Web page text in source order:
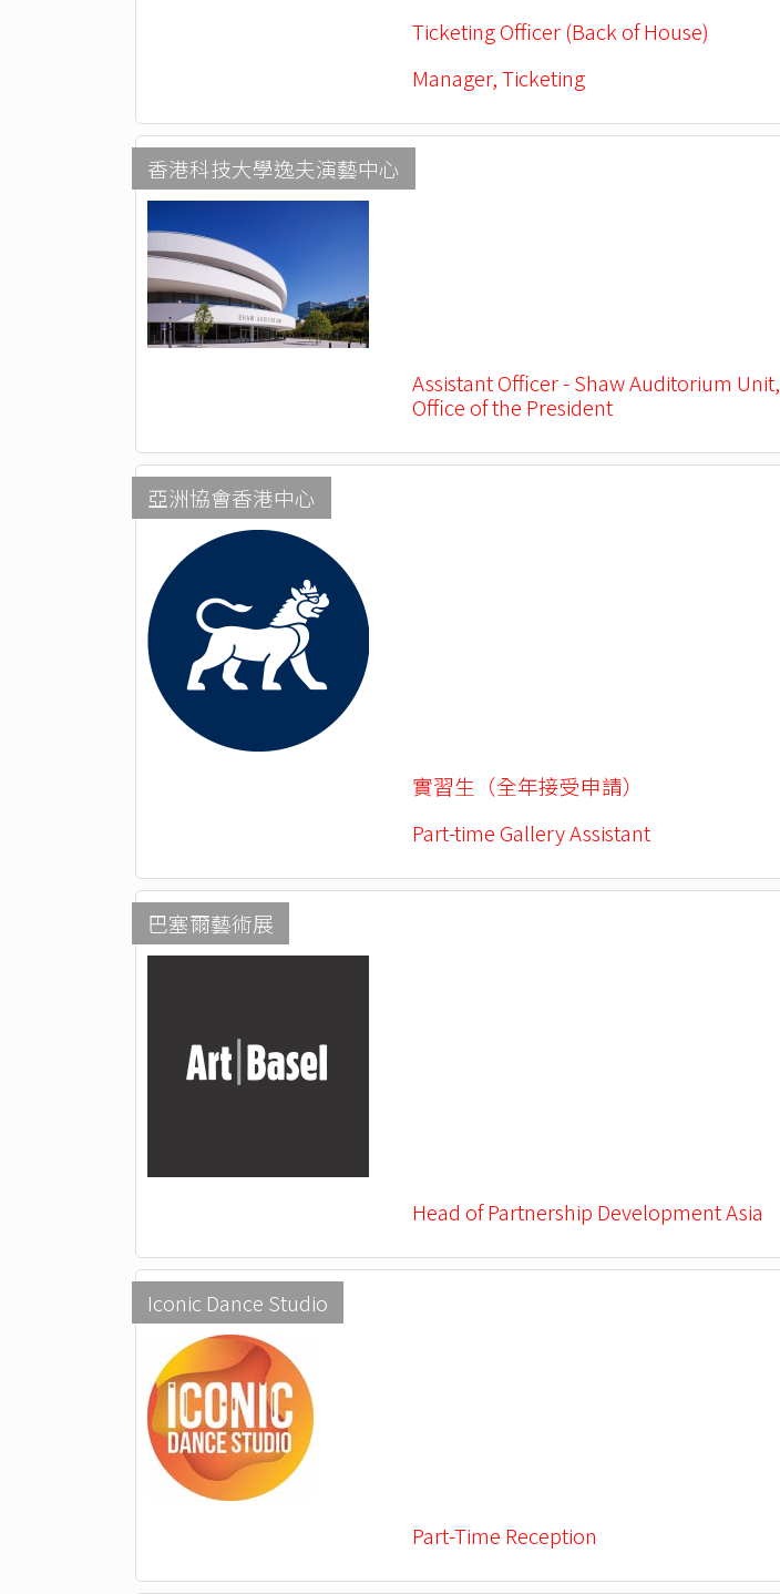
Ticketing Officer (Back of House)
Manager, Ticketing
香港科技大學逸夫演藝中心
Assistant Officer - Shaw Auditorium Unit,
Office of the President
亞洲協會香港中心
實習生（全年接受申請）
Part-time Gallery Assistant
巴塞爾藝術展
Head of Partnership Development Asia
Iconic Dance Studio
Part-Time Reception